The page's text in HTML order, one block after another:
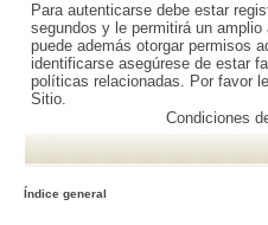
Para autenticarse debe estar
segundos y le permitirá un
puede además otorgar permisos
identificarse asegúrese de estar
políticas relacionadas. Por favor
Sitio.
Condiciones
Índice general